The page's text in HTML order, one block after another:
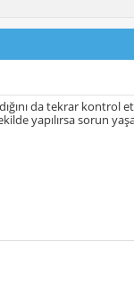
da tekrar kontrol
yapılırsa sorun